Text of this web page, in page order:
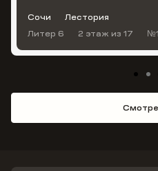
Сочи
Лестория
Литер 6
2 этаж из 17